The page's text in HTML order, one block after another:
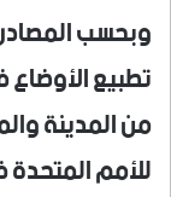
وبحسب
تطبيع
من المدينة
للأمم